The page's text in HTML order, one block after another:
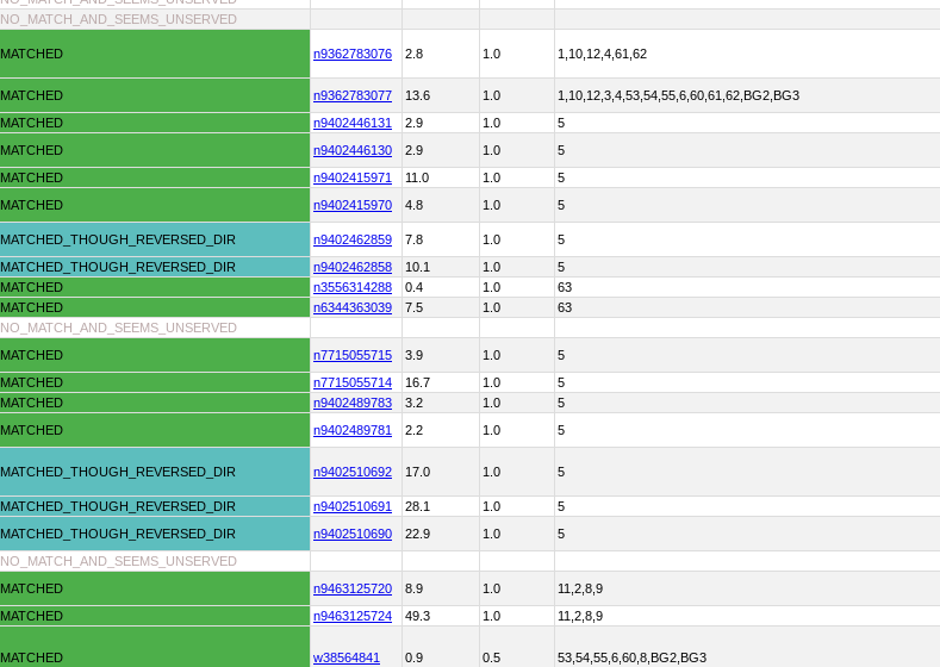
NO_MATCH_AND_SEEMS_UNSERVED
MATCHED n9362783076 2.8 1.0 1,10,12,4,61,62
MATCHED n9362783077 13.6 1.0 1,10,12,3,4,53,54,55,6,60,61,62,BG2,BG3
MATCHED n9402446131 2.9 1.0
5
MATCHED n9402446130 2.9 1.0 5
MATCHED n9402415971 11.0 1.0
5
MATCHED n9402415970 4.8 1.0 5
MATCHED_THOUGH_REVERSED_DIR n9402462859 7.8 1.0
5
MATCHED_THOUGH_REVERSED_DIR n9402462858 10.1 1.0 5
MATCHED n3556314288 0.4 1.0
63
MATCHED n6344363039 7.5 1.0
63
NO_MATCH_AND_SEEMS_UNSERVED
MATCHED n7715055715 3.9 1.0
5
MATCHED n7715055714 16.7 1.0 5
MATCHED n9402489783 3.2 1.0
5
MATCHED n9402489781 2.2 1.0 5
MATCHED_THOUGH_REVERSED_DIR n9402510692 17.0 1.0 5
MATCHED_THOUGH_REVERSED_DIR n9402510691 28.1 1.0
5
MATCHED_THOUGH_REVERSED_DIR n9402510690 22.9 1.0
5
NO_MATCH_AND_SEEMS_UNSERVED
MATCHED n9463125720 8.9 1.0
11,2,8,9
MATCHED n9463125724 49.3 1.0 11,2,8,9
MATCHED w38564841 0.9 0.5 53,54,55,6,60,8,BG2,BG3